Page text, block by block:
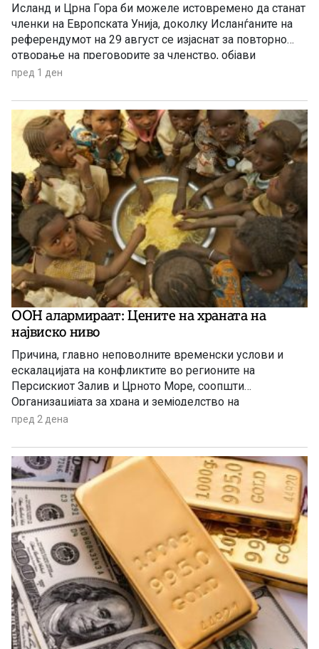
Исланд и Црна Гора би можеле истовремено да станат
членки на Европската Унија, доколку Исланѓаните на
референдумот на 29 август се изјаснат за повторно
отворање на преговорите за членство, објави
„Политико“, повикувајќи се на европски претставници
пред 1 ден
ООН алармираат: Цените на храната на
највиско ниво
Причина, главно неповолните временски услови и
ескалацијата на конфликтите во регионите на
Персискиот Залив и Црното Море, соопшти
Организацијата за храна и земјоделство на
Обединетите нации (ФАО).
пред 2 дена